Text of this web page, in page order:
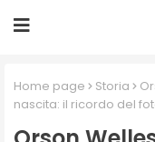
Home page Storia
nascita: il ricordo del